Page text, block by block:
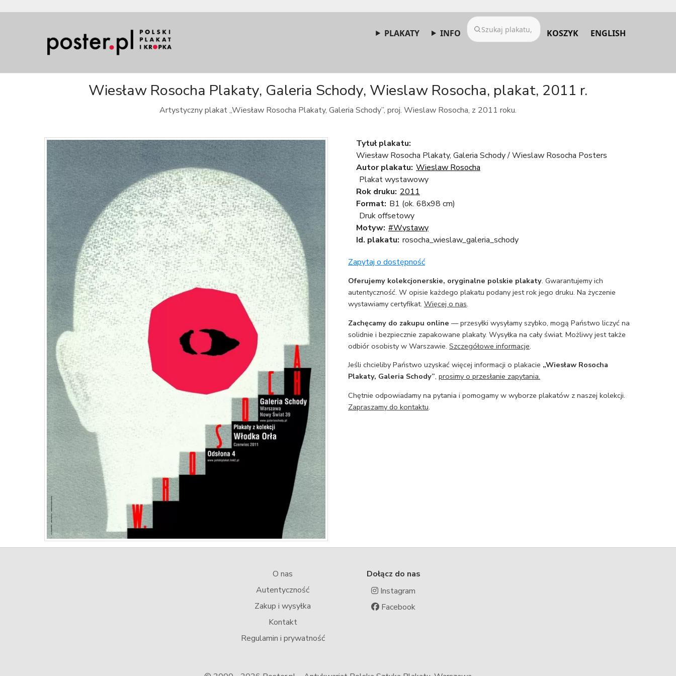
PLAKATY INFO KOSZYK ENGLISH
Wiesław Rosocha Plakaty, Galeria Schody, Wieslaw Rosocha, plakat, 2011 r.
Artystyczny plakat „Wiesław Rosocha Plakaty, Galeria Schody”, proj. Wieslaw Rosocha, z 2011 roku.
Tytuł plakatu:
Wiesław Rosocha Plakaty, Galeria Schody / Wieslaw Rosocha Posters
Autor plakatu: Wieslaw Rosocha
Plakat wystawowy
Rok druku: 2011
Format: B1 (ok. 68x98 cm)
Druk offsetowy
Motyw: #Wystawy
Id. plakatu: rosocha_wieslaw_galeria_schody
Zapytaj o dostępność
Oferujemy kolekcjonerskie, oryginalne polskie plakaty. Gwarantujemy ich
autentyczność. W opisie każdego plakatu podany jest rok jego druku. Na życzenie
wystawiamy certyfikat. Więcej o nas.
Zachęcamy do zakupu online — przesyłki wysyłamy szybko, mogą Państwo liczyć na
solidnie i bezpiecznie zapakowane plakaty. Wysyłka na cały świat. Możliwy jest także
odbiór osobisty w Warszawie. Szczegółowe informacje.
Jeśli chcieliby Państwo uzyskać więcej informacji o plakacie „Wiesław Rosocha
Plakaty, Galeria Schody”, prosimy o przesłanie zapytania.
Chętnie odpowiadamy na pytania i pomogamy w wyborze plakatów z naszej kolekcji.
Zapraszamy do kontaktu.
O nas
Autentyczność
Zakup i wysyłka
Kontakt
Regulamin i prywatność
Dołącz do nas
Instagram
Facebook